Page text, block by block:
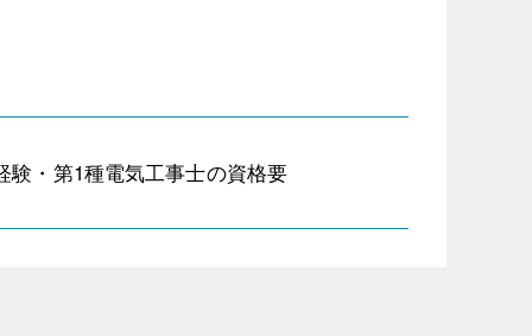
験・第1種電気工事士の資格要